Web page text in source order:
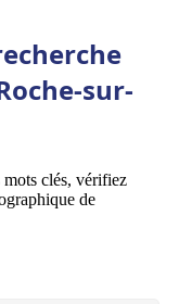
sur-
mots clés, vérifiez
de